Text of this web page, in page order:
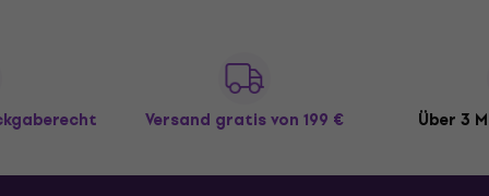
Versand gratisvon 199 € Über 3